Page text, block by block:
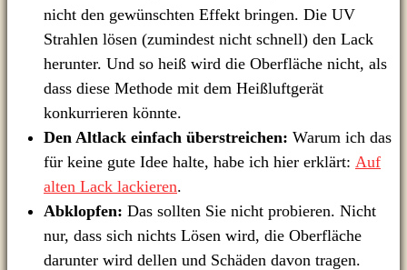
nicht den gewünschten Effekt bringen. Die UV
Strahlen lösen (zumindest nicht schnell) den Lack
herunter. Und so heiß wird die Oberfläche nicht, als
dass diese Methode mit dem Heißluftgerät
konkurrieren könnte.
Den Altlack einfach überstreichen: Warum ich das
für keine gute Idee halte, habe ich hier erklärt: Auf
alten Lack lackieren.
Abklopfen: Das sollten Sie nicht probieren. Nicht
nur, dass sich nichts Lösen wird, die Oberfläche
darunter wird dellen und Schäden davon tragen.